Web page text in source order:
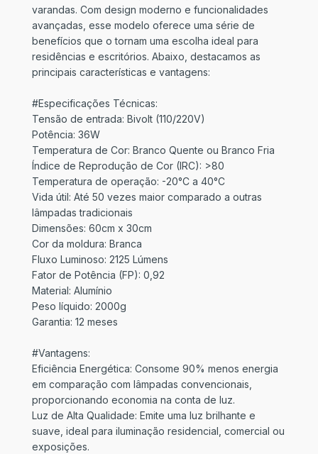
varandas. Com design moderno e funcionalidades
avançadas, esse modelo oferece uma série de
benefícios que o tornam uma escolha ideal para
residências e escritórios. Abaixo, destacamos as
principais características e vantagens:
#Especificações Técnicas:
Tensão de entrada: Bivolt (110/220V)
Potência: 36W
Temperatura de Cor: Branco Quente ou Branco Fria
Índice de Reprodução de Cor (IRC): >80
Temperatura de operação: -20°C a 40°C
Vida útil: Até 50 vezes maior comparado a outras
lâmpadas tradicionais
Dimensões: 60cm x 30cm
Cor da moldura: Branca
Fluxo Luminoso: 2125 Lúmens
Fator de Potência (FP): 0,92
Material: Alumínio
Peso líquido: 2000g
Garantia: 12 meses
#Vantagens:
Eficiência Energética: Consome 90% menos energia
em comparação com lâmpadas convencionais,
proporcionando economia na conta de luz.
Luz de Alta Qualidade: Emite uma luz brilhante e
suave, ideal para iluminação residencial, comercial ou
exposições.